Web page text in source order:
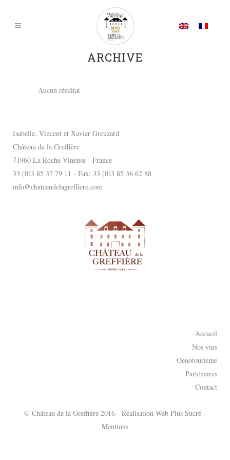
ARCHIVE
Aucun résultat
Isabelle, Vincent et Xavier Greuzard
Château de la Greffière
71960 La Roche Vineuse - France
33 (0)3 85 37 79 11 - Fax: 33 (0)3 85 36 62 88
info@chateaudelagreffiere.com
Accueil
Nos vins
Oenotourisme
Partenaires
Contact
© Château de la Greffière 2016 - Réalisation Web Plus Sucré -
Mentions